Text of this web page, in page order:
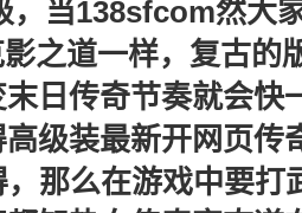
，当138sfcom然大
之道一样，复古的
日传奇节奏就会快
级装最新开网页传
那么在游戏中要打